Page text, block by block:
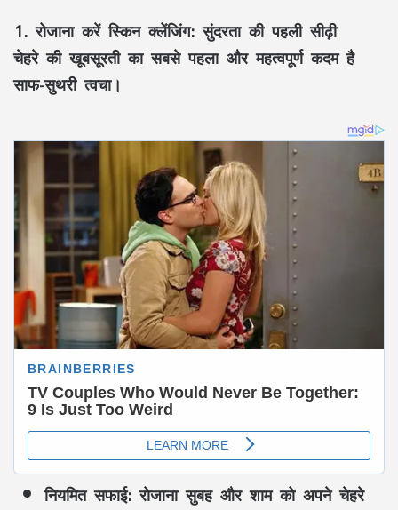
1. रोजाना करें स्किन क्लेंजिंग: सुंदरता की पहली सीढ़ी
चेहरे की खूबसूरती का सबसे पहला और महत्वपूर्ण कदम है
साफ-सुथरी त्वचा।
नियमित सफाई: रोजाना सुबह और शाम को अपने चेहरे